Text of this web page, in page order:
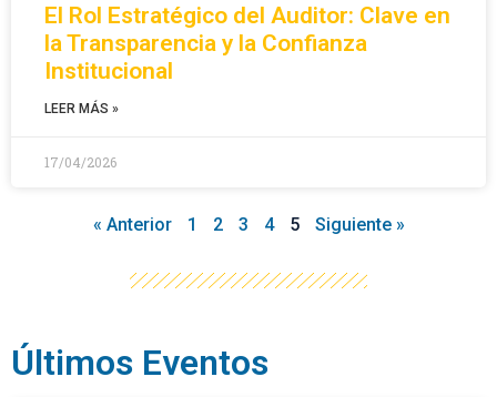
El Rol Estratégico del Auditor: Clave en
la Transparencia y la Confianza
Institucional
LEER MÁS »
17/04/2026
« Anterior 1 2 3 4 5 Siguiente »
Últimos Eventos